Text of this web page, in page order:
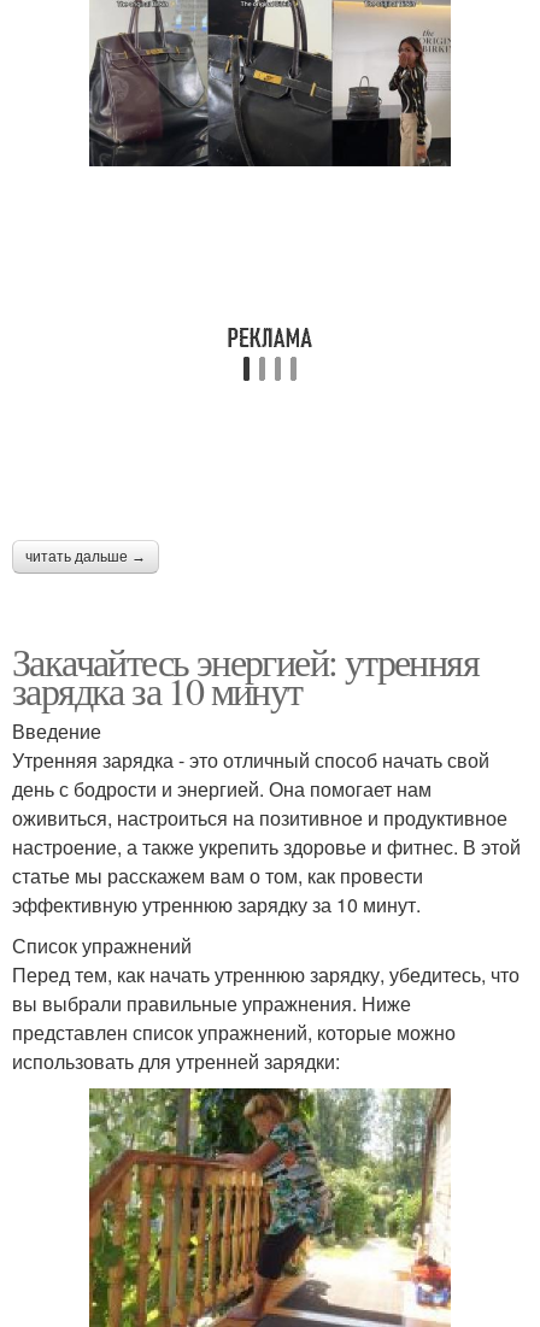
Упражнение на шею
Упражнения для
укрепления
Упражнения для талии
талии
Упражнения для
красивой талии
Упражнения для
уменьшения
Упражнения для
похудения
Упражнения для бедер
Упражнения для
подтяжки
Лчшие упражнения
Упражнения на бедра Зарядка для спины
читать дальше →
Закачайтесь энергией: утренняя
зарядка за 10 минут
Введение
Утренняя зарядка - это отличный способ начать свой
день с бодрости и энергией. Она помогает нам
оживиться, настроиться на позитивное и продуктивное
настроение, а также укрепить здоровье и фитнес. В этой
статье мы расскажем вам о том, как провести
эффективную утреннюю зарядку за 10 минут.
Список упражнений
Перед тем, как начать утреннюю зарядку, убедитесь, что
вы выбрали правильные упражнения. Ниже
представлен список упражнений, которые можно
использовать для утренней зарядки: